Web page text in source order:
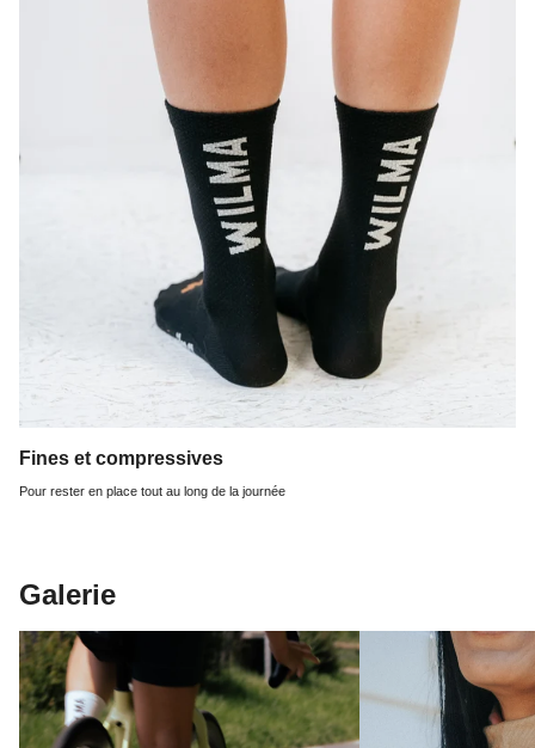
Fines et compressives
Pour rester en place tout au long de la journée
Galerie